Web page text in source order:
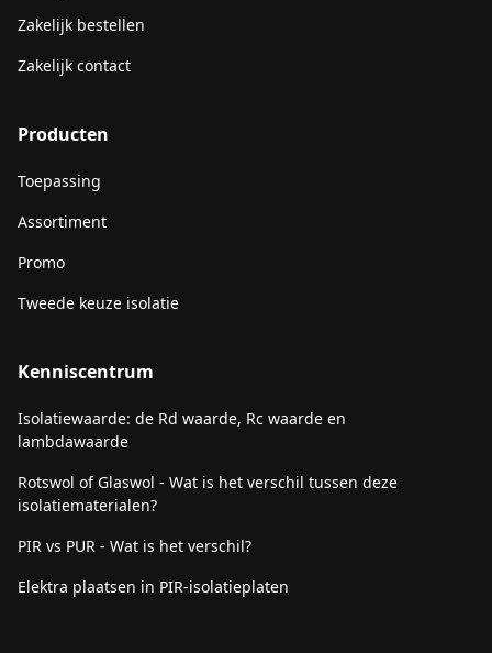
Zakelijk bestellen
Zakelijk contact
Producten
Toepassing
Assortiment
Promo
Tweede keuze isolatie
Kenniscentrum
Isolatiewaarde: de Rd waarde, Rc waarde en
lambdawaarde
Rotswol of Glaswol - Wat is het verschil tussen deze
isolatiematerialen?
PIR vs PUR - Wat is het verschil?
Elektra plaatsen in PIR-isolatieplaten